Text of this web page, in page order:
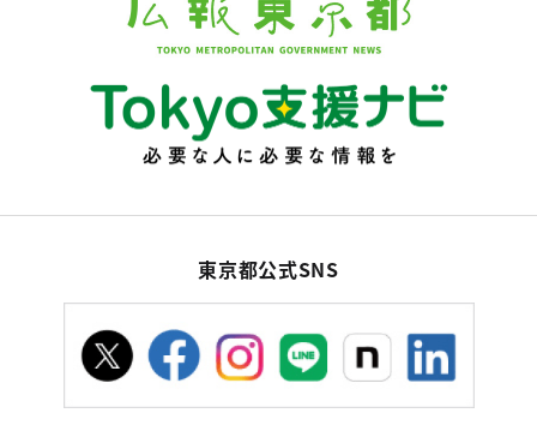
東京都公式SNS